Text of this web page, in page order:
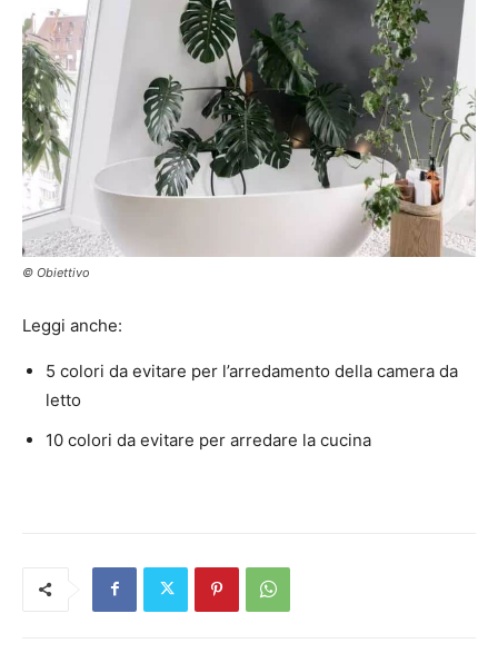
© Obiettivo
Leggi anche:
5 colori da evitare per l’arredamento della camera da
letto
10 colori da evitare per arredare la cucina